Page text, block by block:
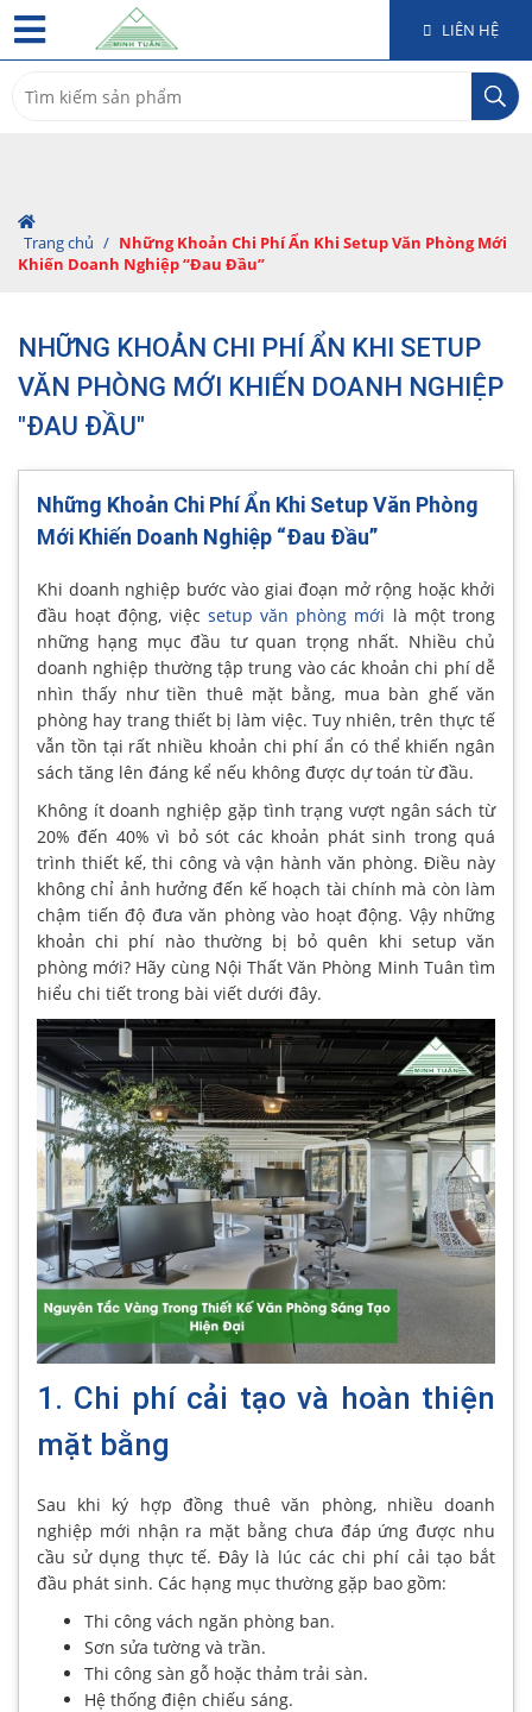
LIÊN HỆ
for:
Trang chủ / Những Khoản Chi Phí Ẩn Khi Setup Văn Phòng Mới
Khiến Doanh Nghiệp “Đau Đầu”
NHỮNG KHOẢN CHI PHÍ ẨN KHI SETUP
VĂN PHÒNG MỚI KHIẾN DOANH NGHIỆP
"ĐAU ĐẦU"
Những Khoản Chi Phí Ẩn Khi Setup Văn Phòng
Mới Khiến Doanh Nghiệp “Đau Đầu”
Khi doanh nghiệp bước vào giai đoạn mở rộng hoặc khởi
đầu hoạt động, việc setup văn phòng mới là một trong
những hạng mục đầu tư quan trọng nhất. Nhiều chủ
doanh nghiệp thường tập trung vào các khoản chi phí dễ
nhìn thấy như tiền thuê mặt bằng, mua bàn ghế văn
phòng hay trang thiết bị làm việc. Tuy nhiên, trên thực tế
vẫn tồn tại rất nhiều khoản chi phí ẩn có thể khiến ngân
sách tăng lên đáng kể nếu không được dự toán từ đầu.
Không ít doanh nghiệp gặp tình trạng vượt ngân sách từ
20% đến 40% vì bỏ sót các khoản phát sinh trong quá
trình thiết kế, thi công và vận hành văn phòng. Điều này
không chỉ ảnh hưởng đến kế hoạch tài chính mà còn làm
chậm tiến độ đưa văn phòng vào hoạt động. Vậy những
khoản chi phí nào thường bị bỏ quên khi setup văn
phòng mới? Hãy cùng Nội Thất Văn Phòng Minh Tuân tìm
hiểu chi tiết trong bài viết dưới đây.
1. Chi phí cải tạo và hoàn thiện
mặt bằng
Sau khi ký hợp đồng thuê văn phòng, nhiều doanh
nghiệp mới nhận ra mặt bằng chưa đáp ứng được nhu
cầu sử dụng thực tế. Đây là lúc các chi phí cải tạo bắt
đầu phát sinh. Các hạng mục thường gặp bao gồm:
Thi công vách ngăn phòng ban.
Sơn sửa tường và trần.
Thi công sàn gỗ hoặc thảm trải sàn.
Hệ thống điện chiếu sáng.